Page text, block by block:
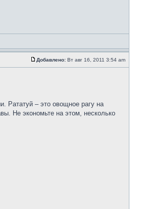
Добавлено: Вт авг 16, 2011 3:54 am
Рататуй – это овощное рагу на
Не экономьте на этом, несколько